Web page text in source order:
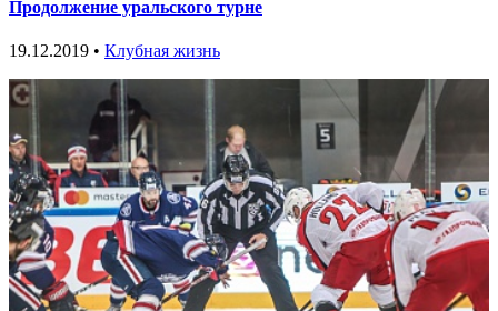
Продолжение уральского турне
19.12.2019 • Клубная жизнь